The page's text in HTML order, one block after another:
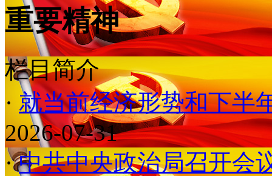
重要精神
栏目简介
· 就当前经济形势和下半
2026-07-31
· 中共中央政治局召开会